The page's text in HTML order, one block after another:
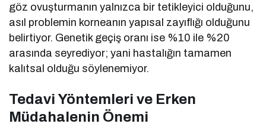
göz ovuşturmanın yalnızca bir tetikleyici olduğunu,
asıl problemin korneanın yapısal zayıflığı olduğunu
belirtiyor. Genetik geçiş oranı ise %10 ile %20
arasında seyrediyor; yani hastalığın tamamen
kalıtsal olduğu söylenemiyor.
Tedavi Yöntemleri ve Erken
Müdahalenin Önemi